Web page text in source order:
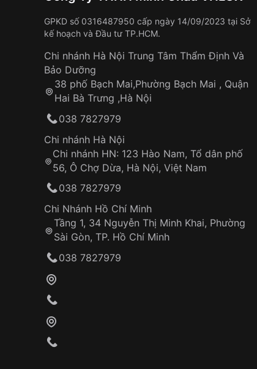
GPKD số 0316487950 cấp ngày 14/09/2023 tại Sở
kế hoạch và Đầu tư TP.HCM.
Chi nhánh Hà Nội Trung Tâm Thẩm Định Và
Bảo Dưỡng
38 phố Bạch Mai,Phường Bạch Mai , Quận
Hai Bà Trưng ,Hà Nội
038 7827979
Chi nhánh Hà Nội
Chi nhánh HN: 123 Hào Nam, Tổ dân phố
56, Ô Chợ Dừa, Hà Nội, Việt Nam
038 7827979
Chi Nhánh Hồ Chí Minh
Tầng 1, 34 Nguyễn Thị Minh Khai, Phường
Sài Gòn, TP. Hồ Chí Minh
038 7827979